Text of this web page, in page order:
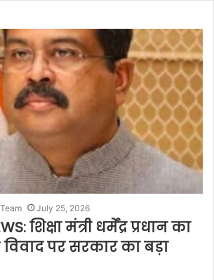
July 25, 2026
शिक्षा मंत्री धर्मेंद्र प्रधान का
विवाद पर सरकार का बड़ा